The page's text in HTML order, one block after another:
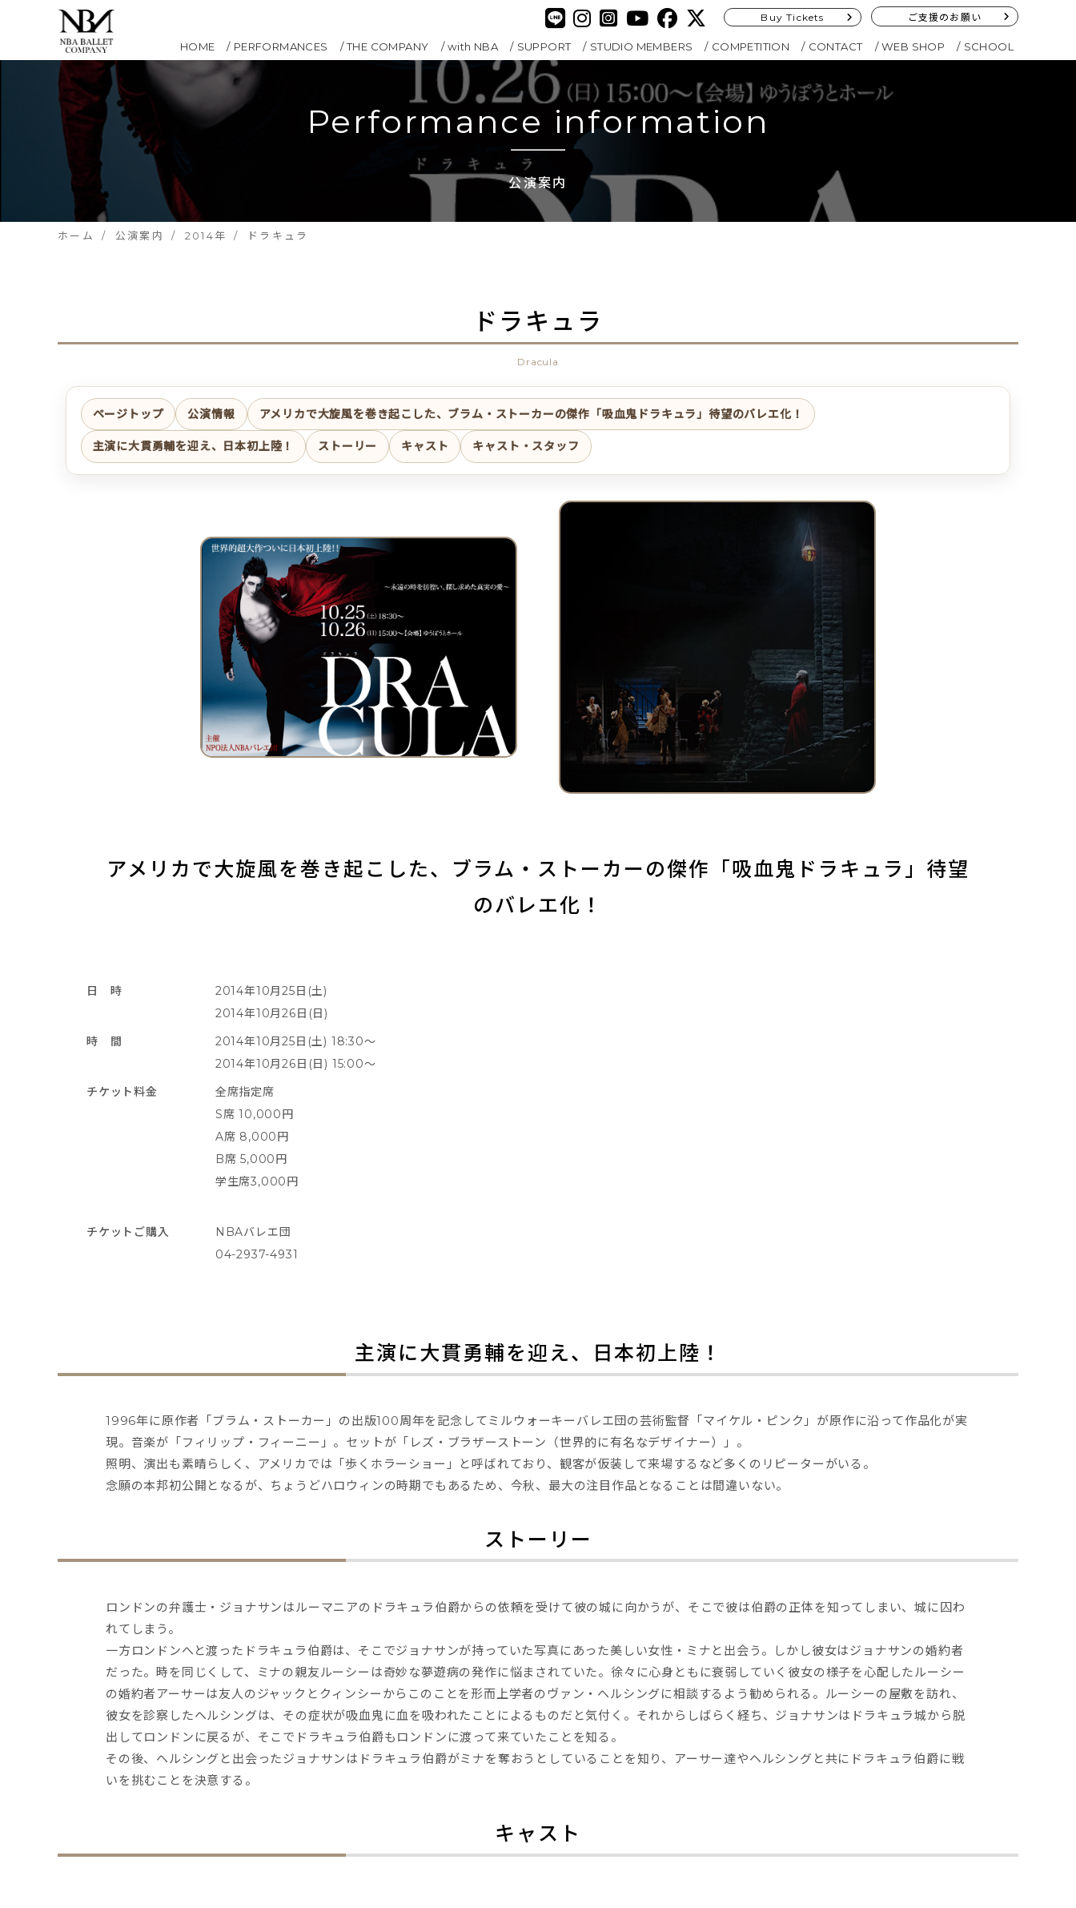
Buy Tickets ご支援のお願い
HOME PERFORMANCES THE COMPANY with NBA SUPPORT STUDIO MEMBERS COMPETITION CONTACT WEB SHOP SCHOOL
Performance information
公演案内
ホーム 公演案内 2014年 ドラキュラ
ドラキュラ
Dracula
ページトップ 公演情報 アメリカで大旋風を巻き起こした、ブラム・ストーカーの傑作「吸血鬼ドラキュラ」待望のバレエ化！
主演に大貫勇輔を迎え、日本初上陸！ ストーリー キャスト キャスト・スタッフ
アメリカで大旋風を巻き起こした、ブラム・ストーカーの傑作「吸血鬼ドラキュラ」待望
のバレエ化！
日 時
2014年10月25日(土)
2014年10月26日(日)
時 間
2014年10月25日(土) 18:30～
2014年10月26日(日) 15:00～
チケット料金
全席指定席
S席 10,000円
A席 8,000円
B席 5,000円
学生席3,000円
チケットご購入
NBAバレエ団
04-2937-4931
主演に大貫勇輔を迎え、日本初上陸！
1996年に原作者「ブラム・ストーカー」の出版100周年を記念してミルウォーキーバレエ団の芸術監督「マイケル・ピンク」が原作に沿って作品化が実
現。音楽が「フィリップ・フィーニー」。セットが「レズ・ブラザーストーン（世界的に有名なデザイナー）」。
照明、演出も素晴らしく、アメリカでは「歩くホラーショー」と呼ばれており、観客が仮装して来場するなど多くのリピーターがいる。
念願の本邦初公開となるが、ちょうどハロウィンの時期でもあるため、今秋、最大の注目作品となることは間違いない。
ストーリー
ロンドンの弁護士・ジョナサンはルーマニアのドラキュラ伯爵からの依頼を受けて彼の城に向かうが、そこで彼は伯爵の正体を知ってしまい、城に囚わ
れてしまう。
一方ロンドンへと渡ったドラキュラ伯爵は、そこでジョナサンが持っていた写真にあった美しい女性・ミナと出会う。しかし彼女はジョナサンの婚約者
だった。時を同じくして、ミナの親友ルーシーは奇妙な夢遊病の発作に悩まされていた。徐々に心身ともに衰弱していく彼女の様子を心配したルーシー
の婚約者アーサーは友人のジャックとクィンシーからこのことを形而上学者のヴァン・ヘルシングに相談するよう勧められる。ルーシーの屋敷を訪れ、
彼女を診察したヘルシングは、その症状が吸血鬼に血を吸われたことによるものだと気付く。それからしばらく経ち、ジョナサンはドラキュラ城から脱
出してロンドンに戻るが、そこでドラキュラ伯爵もロンドンに渡って来ていたことを知る。
その後、ヘルシングと出会ったジョナサンはドラキュラ伯爵がミナを奪おうとしていることを知り、アーサー達やヘルシングと共にドラキュラ伯爵に戦
いを挑むことを決意する。
キャスト